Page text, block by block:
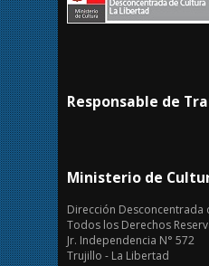
Responsable de
Ministerio de
Dirección Desconcentrada
Todos los Derechos
Jr. Independencia N° 572
Trujillo - La Libertad